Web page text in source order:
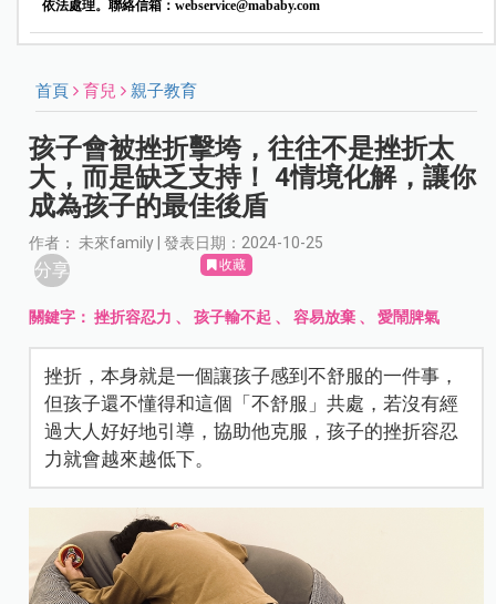
依法處理。聯絡信箱： webservice@mababy.com
首頁 育兒 親子教育
孩子會被挫折擊垮，往往不是挫折太
大，而是缺乏支持！ 4情境化解，讓你
成為孩子的最佳後盾
作者： 未來family | 發表日期：2024-10-25
分享 收藏
關鍵字：挫折容忍力 、孩子輸不起 、容易放棄 、愛鬧脾氣
挫折，本身就是一個讓孩子感到不舒服的一件事，
但孩子還不懂得和這個「不舒服」共處，若沒有經
過大人好好地引導，協助他克服，孩子的挫折容忍
力就會越來越低下。